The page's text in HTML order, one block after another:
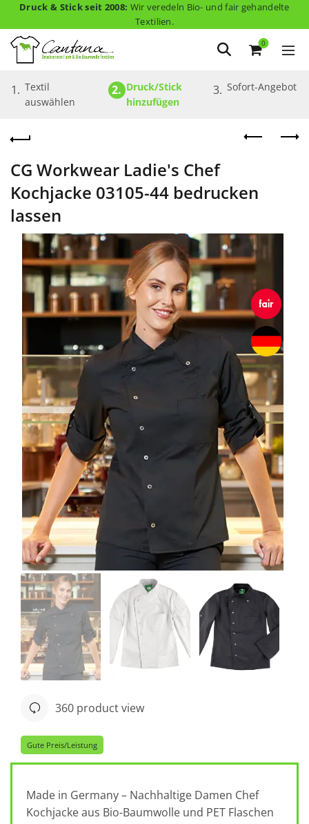
Druck & Stick seit 2008: Wir veredeln Bio- und fair gehandelte
Textilien.
0
1. Textil
auswählen
2. Druck/Stick
hinzufügen
3. Sofort-Angebot
CG Workwear Ladie's Chef
Kochjacke 03105-44 bedrucken
lassen
360 product view
Gute Preis/Leistung
Made in Germany – Nachhaltige Damen Chef
Kochjacke aus Bio-Baumwolle und PET Flaschen